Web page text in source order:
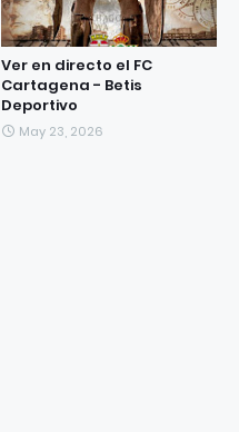
Ver en directo el FC
Cartagena - Betis
Deportivo
May 23, 2026